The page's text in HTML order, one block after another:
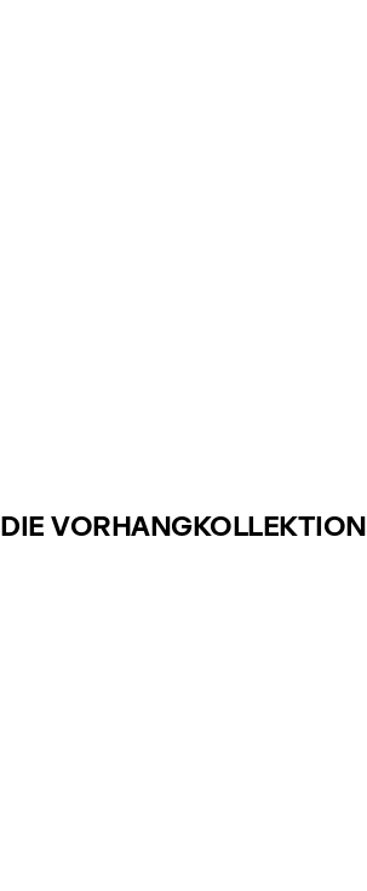
DIE VORHANGKOLLEKTION